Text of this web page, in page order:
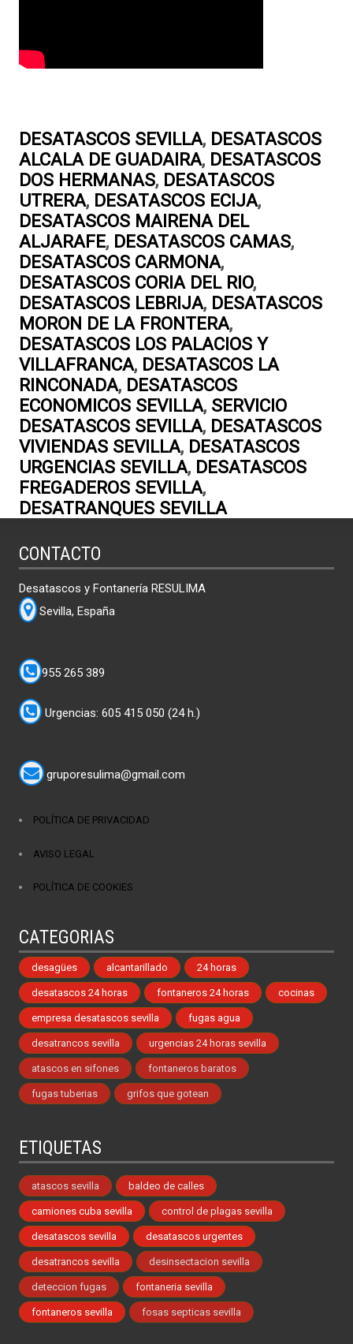
DESATASCOS SEVILLA, DESATASCOS
ALCALA DE GUADAIRA, DESATASCOS
DOS HERMANAS, DESATASCOS
UTRERA, DESATASCOS ECIJA,
DESATASCOS MAIRENA DEL
ALJARAFE, DESATASCOS CAMAS,
DESATASCOS CARMONA,
DESATASCOS CORIA DEL RIO,
DESATASCOS LEBRIJA, DESATASCOS
MORON DE LA FRONTERA,
DESATASCOS LOS PALACIOS Y
VILLAFRANCA, DESATASCOS LA
RINCONADA, DESATASCOS
ECONOMICOS SEVILLA, SERVICIO
DESATASCOS SEVILLA, DESATASCOS
VIVIENDAS SEVILLA, DESATASCOS
URGENCIAS SEVILLA, DESATASCOS
FREGADEROS SEVILLA,
DESATRANQUES SEVILLA
CONTACTO
Desatascos y Fontanería RESULIMA
Sevilla, España
955 265 389
Urgencias: 605 415 050 (24 h.)
gruporesulima@gmail.com
POLÍTICA DE PRIVACIDAD
AVISO LEGAL
POLÍTICA DE COOKIES
CATEGORIAS
desagües alcantarillado 24 horas
desatascos 24 horas fontaneros 24 horas cocinas
empresa desatascos sevilla fugas agua
desatrancos sevilla urgencias 24 horas sevilla
atascos en sifones fontaneros baratos
fugas tuberias grifos que gotean
ETIQUETAS
atascos sevilla baldeo de calles
camiones cuba sevilla control de plagas sevilla
desatascos sevilla desatascos urgentes
desatrancos sevilla desinsectacion sevilla
deteccion fugas fontaneria sevilla
fontaneros sevilla fosas septicas sevilla